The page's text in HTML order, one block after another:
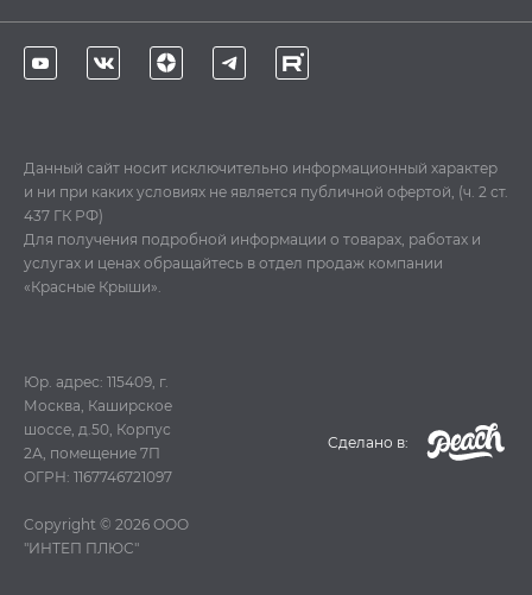
Данный сайт носит исключительно информационный характер
и ни при каких условиях не является публичной офертой, (ч. 2 ст.
437 ГК РФ)
Для получения подробной информации о товарах, работах и
услугах и ценах обращайтесь в отдел продаж компании
«Красные Крыши».
Юр. адрес: 115409, г.
Москва, Каширское
шоссе, д.50, Корпус
2А, помещение 7П
ОГРН: 1167746721097
Copyright © 2026 ООО
"ИНТЕП ПЛЮС"
Cделано в: